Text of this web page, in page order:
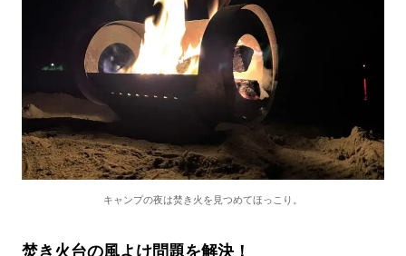
キャンプの夜は焚き火を見つめてほっこり。
焚き火台の風よけ問題を解決！